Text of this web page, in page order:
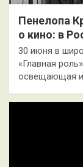
Пенелопа
о кино: в
30 июня в
«Главная
освещающая